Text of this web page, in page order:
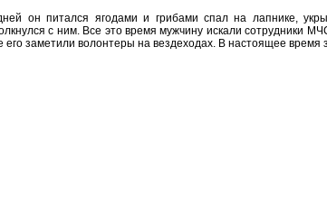
он питался ягодами и грибами спал на лапнике,
с ним. Все это время мужчину искали сотрудники
заметили волонтеры на вездеходах. В настоящее время